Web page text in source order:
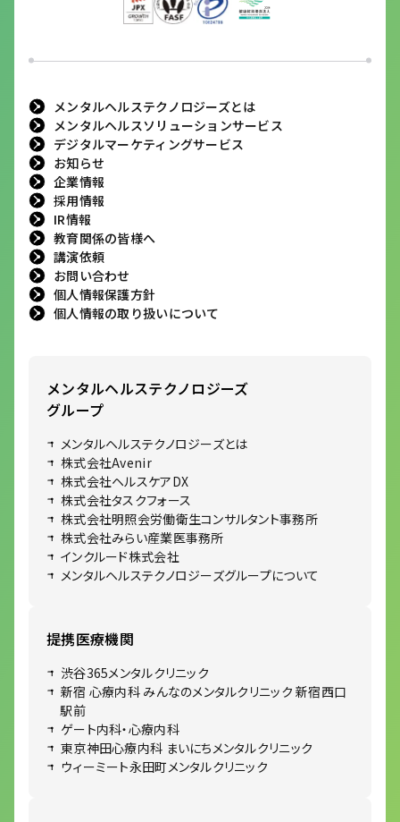
メンタルヘルステクノロジーズとは
メンタルヘルスソリューションサービス
デジタルマーケティングサービス
お知らせ
企業情報
採用情報
IR情報
教育関係の皆様へ
講演依頼
お問い合わせ
個人情報保護方針
個人情報の取り扱いについて
メンタルヘルステクノロジーズ
グループ
メンタルヘルステクノロジーズとは
株式会社Avenir
株式会社ヘルスケアDX
株式会社タスクフォース
株式会社明照会労働衛生コンサルタント事務所
株式会社みらい産業医事務所
インクルード株式会社
メンタルヘルステクノロジーズグループについて
提携医療機関
渋谷365メンタルクリニック
新宿 心療内科 みんなのメンタルクリニック 新宿西口
駅前
ゲート内科・心療内科
東京神田心療内科 まいにちメンタルクリニック
ウィーミート永田町メンタルクリニック